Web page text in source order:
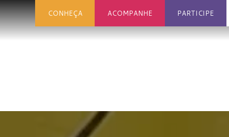
CONHEÇA ACOMPANHE PARTICIPE